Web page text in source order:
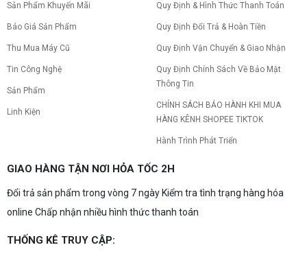
CPU AMD Ryzen 7 7700X3D full box mới
ra mắt: Nhanh, Mạnh, Giá tốt
với công nghệ 3D V-Cache đỉnh cao, mang lại
10 Nguyên nhân khiến PC gaming bị tụt
FPS thường gặp
PC gaming bị tụt FPS sau một thời gian? Tìm hiểu
và cách kiểm tra, khắc phục từng bước tại Vi Tính
NVIDIA Hoãn Ra Mắt Dòng RTX 50
"Mắc Kẹt" Vì Giá RAM GDDR7 3GB
NVIDIA đột ngột tạm hoãn ra mắt dòng card đồ
bến nhà máy của các đối tác. Nguyên nhân chính
nhớ GDDR7 3GB, khi chi phí cao gấp 3 lần so với
Build PC gaming 30 triệu: Cấu hình
Sản Phẩm Khuyến Mãi
Báo Giá Sản Phẩm
Thu Mua Máy Cũ
Tin Công Nghệ
Sản Phẩm
Linh Kiện
Quy Định & Hình Thức Thanh Toán
Quy Định Đổi Trả & Hoàn Tiền
Quy Định Vận Chuyển & Giao Nhận
Quy Định Chính Sách Về Bảo Mật
Thông Tin
CHÍNH SÁCH BẢO HÀNH KHI MUA
HÀNG KÊNH SHOPEE TIKTOK
Hành Trình Phát Triển
GIAO HÀNG TẬN NƠI HỎA TỐC 2H
Đổi trả sản phẩm trong vòng 7 ngày Kiểm tra tình trạng hàng hóa
online Chấp nhận nhiều hình thức thanh toán
THỐNG KÊ TRUY CẬP: